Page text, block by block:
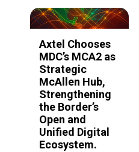
Axtel Chooses
MDC’s MCA2 as
Strategic
McAllen Hub,
Strengthening
the Border’s
Open and
Unified Digital
Ecosystem.